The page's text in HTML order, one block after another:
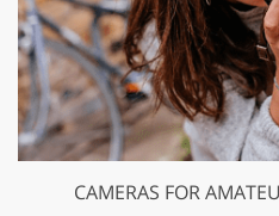
CAMERAS FOR